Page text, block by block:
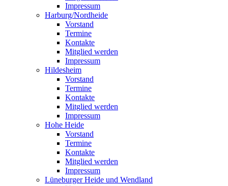
Impressum
Harburg/Nordheide
Vorstand
Termine
Kontakte
Mitglied werden
Impressum
Hildesheim
Vorstand
Termine
Kontakte
Mitglied werden
Impressum
Hohe Heide
Vorstand
Termine
Kontakte
Mitglied werden
Impressum
Lüneburger Heide und Wendland